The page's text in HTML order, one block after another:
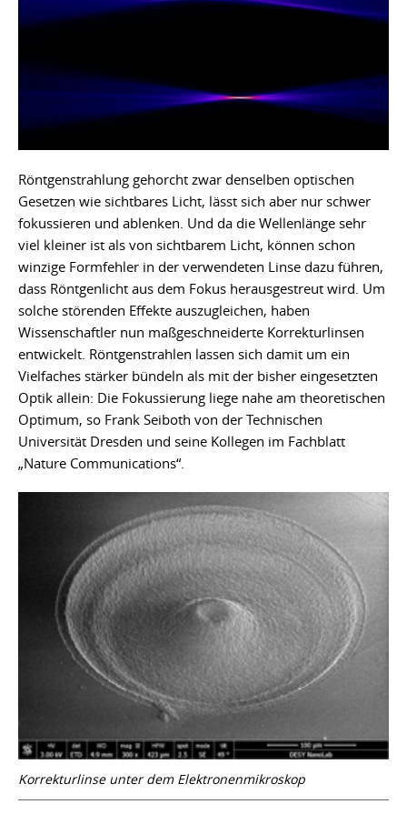
Röntgenstrahlung gehorcht zwar denselben optischen
Gesetzen wie sichtbares Licht, lässt sich aber nur schwer
fokussieren und ablenken. Und da die Wellenlänge sehr
viel kleiner ist als von sichtbarem Licht, können schon
winzige Formfehler in der verwendeten Linse dazu führen,
dass Röntgenlicht aus dem Fokus herausgestreut wird. Um
solche störenden Effekte auszugleichen, haben
Wissenschaftler nun maßgeschneiderte Korrekturlinsen
entwickelt. Röntgenstrahlen lassen sich damit um ein
Vielfaches stärker bündeln als mit der bisher eingesetzten
Optik allein: Die Fokussierung liege nahe am theoretischen
Optimum, so Frank Seiboth von der Technischen
Universität Dresden und seine Kollegen im Fachblatt
„Nature Communications“.
Korrekturlinse unter dem Elektronenmikroskop